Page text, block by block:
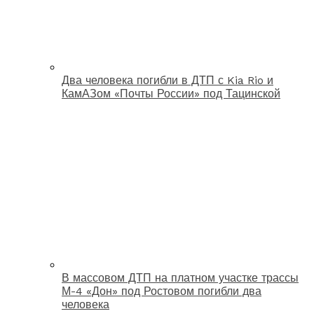
Два человека погибли в ДТП с Kia Rio и
КамАЗом «Почты России» под Тацинской
В массовом ДТП на платном участке трассы
М-4 «Дон» под Ростовом погибли два
человека